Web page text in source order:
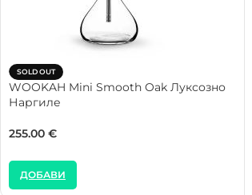
SOLD OUT
WOOKAH Mini Smooth Oak Луксозно
Наргиле
255.00 €
ДОБАВИ